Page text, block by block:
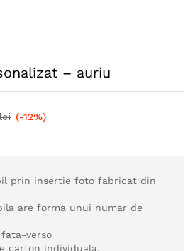
– auriu
lei (-12%)
prin insertie foto fabricat din
are forma unui numar de
verso
carton individuala.